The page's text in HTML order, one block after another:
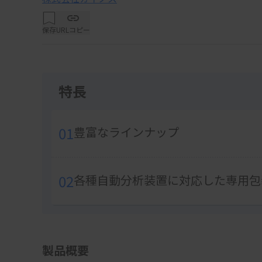
保存URLコピー
特長
01豊富なラインナップ
02各種自動分析装置に対応した専用
製品概要